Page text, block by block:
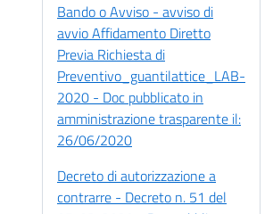
Bando o Avviso - avviso di
avvio Affidamento Diretto
Previa Richiesta di
Preventivo_guantilattice_LAB-
2020 - Doc pubblicato in
amministrazione trasparente il:
26/06/2020
Decreto di autorizzazione a
contrarre - Decreto n. 51 del